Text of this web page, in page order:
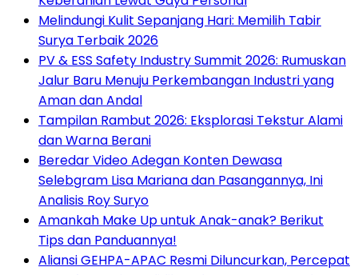
Melindungi Kulit Sepanjang Hari: Memilih Tabir
Surya Terbaik 2026
PV & ESS Safety Industry Summit 2026: Rumuskan
Jalur Baru Menuju Perkembangan Industri yang
Aman dan Andal
Tampilan Rambut 2026: Eksplorasi Tekstur Alami
dan Warna Berani
Beredar Video Adegan Konten Dewasa
Selebgram Lisa Mariana dan Pasangannya, Ini
Analisis Roy Suryo
Amankah Make Up untuk Anak-anak? Berikut
Tips dan Panduannya!
Aliansi GEHPA-APAC Resmi Diluncurkan, Percepat